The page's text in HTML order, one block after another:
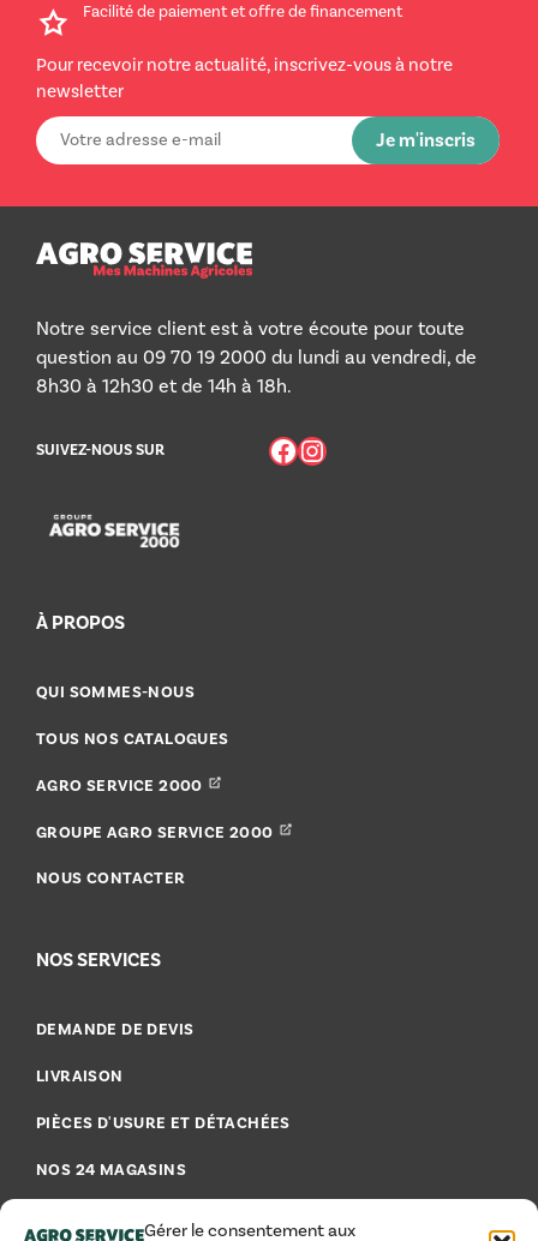
Gérer le consentement aux
Facilité de paiement et offre de financement
Pour recevoir notre actualité, inscrivez-vous à notre
newsletter
Notre service client est à votre écoute pour toute
question au 09 70 19 2000 du lundi au vendredi, de
8h30 à 12h30 et de 14h à 18h.
SUIVEZ-NOUS SUR Facebook Instagram
À PROPOS
QUI SOMMES-NOUS
TOUS NOS CATALOGUES
AGRO SERVICE 2000
GROUPE AGRO SERVICE 2000
NOUS CONTACTER
NOS SERVICES
DEMANDE DE DEVIS
LIVRAISON
PIÈCES D'USURE ET DÉTACHÉES
NOS 24 MAGASINS